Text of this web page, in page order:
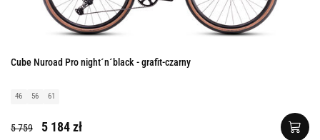
Cube Nuroad Pro night´n´black - grafit-czarny
46 56 61
5 759 5 184 zł